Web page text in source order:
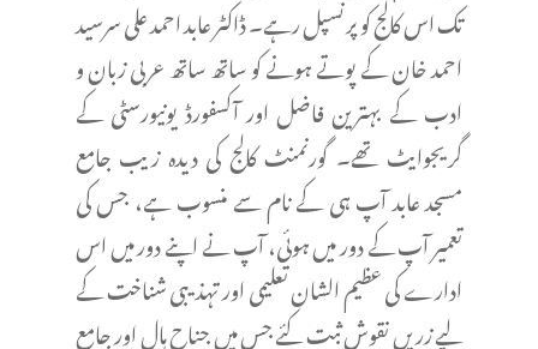
تک اس کالج کو پرنسپل رہے۔ ڈاکٹر عابد احمد علی سرسید
احمد خان کے پوتے ہونے کو ساتھ ساتھ عربی زبان و
ادب کے بہترین فاضل اور آکسفورڈ یونیورسٹی کے
گریجوایٹ تھے۔ گورنمنٹ کالج کی دیدہ زیب جامع
مسجد عابد آپ ہی کے نام سے منسوب ہے، جس کی
تعمیر آپ کے دور میں ہوئی، آپ نے اپنے دور میں اس
ادارے کی عظیم الشان تعلیمی اور تہذیبی شناخت کے
لیے زریں نقوش ثبت کئے جس میں جناح ہال اور جامع